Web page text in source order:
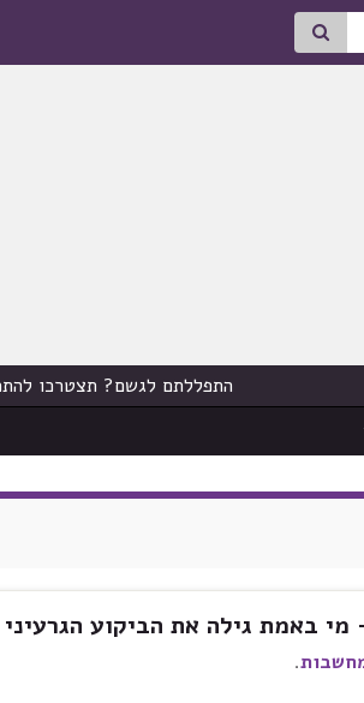
התפללתם לגשם? תצטרכו
מי באמת גילה את הביקוע הגרעיני
.